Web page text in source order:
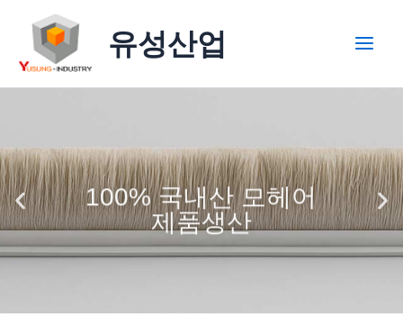
기
유성산업
100% 국내산 모헤어
제품생산